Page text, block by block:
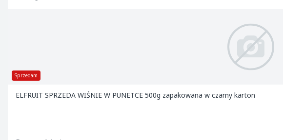
Sprzedam
ELFRUIT SPRZEDA WIŚNIE W PUNETCE 500g zapakowana w czarny karton